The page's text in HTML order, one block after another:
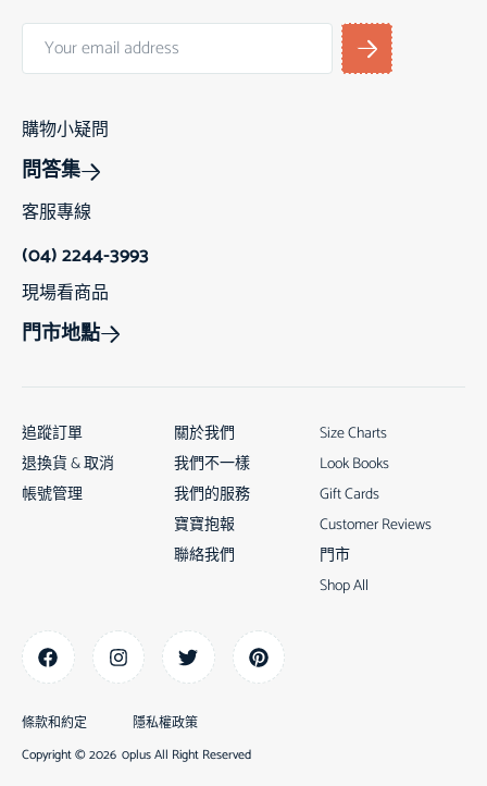
購物小疑問
問答集
客服專線
(04) 2244-3993
現場看商品
門市地點
條款和約定
隱私權政策
Copyright © 2026 0plus All Right Reserved
Size Charts
Look Books
Gift Cards
Customer Reviews
門市
Shop All
關於我們
我們不一樣
我們的服務
寶寶抱報
聯絡我們
追蹤訂單
退換貨 & 取消
帳號管理